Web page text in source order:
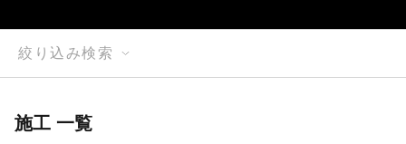
絞り込み検索
施工 一覧